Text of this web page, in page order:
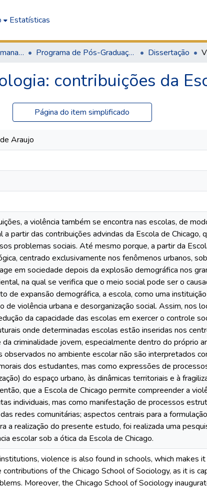
Estatísticas
Escola de Ciências Humanas, Jurídicas e Sociais Programa de Pós-Graduação em Direito Dissertação
contribuições da
Página do item simplificado
Araujo
a violência também se encontra nas escolas, de
partir das contribuições advindas da Escola de Chicago,
problemas sociais. Até mesmo porque, a partir da
centrado exclusivamente nos fenômenos urbanos,
em sociedade depois da explosão demográfica nos
na qual se verifica que o meio social pode ser o
de expansão demográfica, a escola, como uma
de violência urbana e desorganização social. Assim, nos
da capacidade das escolas em exercer o controle
onde determinadas escolas estão inseridas nos
da criminalidade jovem, especialmente dentro do próprio
no ambiente escolar não são interpretados
dos estudantes, mas como expressões de
do espaço urbano, às dinâmicas territoriais e à
que a Escola de Chicago permite compreender a
individuais, mas como manifestação de processos
redes comunitárias; aspectos centrais para a
a realização do presente estudo, foi realizada uma
escolar sob a ótica da Escola de Chicago.
violence is also found in schools, which makes
of the Chicago School of Sociology, as it is
Moreover, the Chicago School of Sociology